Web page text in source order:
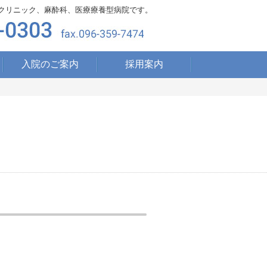
ニック、麻酔科、医療療養型病院です。
入院のご案内 採用案内